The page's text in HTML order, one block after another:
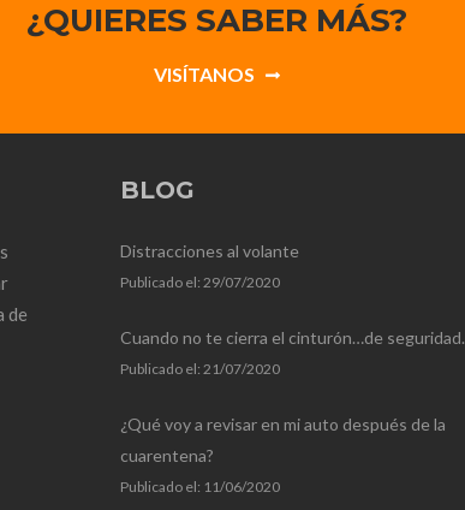
¿QUIERES SABER MÁS?
VISÍTANOS
de
BLOG
Distracciones al volante
Publicado el: 29/07/2020
Cuando no te cierra el cinturón…de seguridad.
Publicado el: 21/07/2020
¿Qué voy a revisar en mi auto después de la
cuarentena?
Publicado el: 11/06/2020